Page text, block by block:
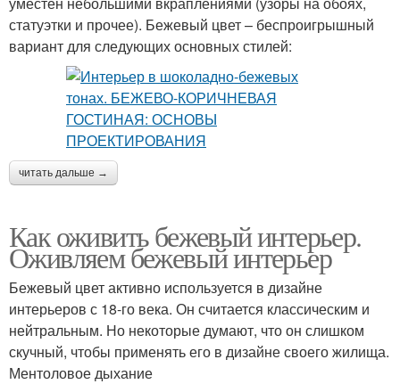
статуэтки и прочее). Бежевый цвет – беспроигрышный
вариант для следующих основных стилей:
читать дальше →
Как оживить бежевый интерьер.
Оживляем бежевый интерьер
Бежевый цвет активно используется в дизайне
интерьеров с 18-го века. Он считается классическим и
нейтральным. Но некоторые думают, что он слишком
скучный, чтобы применять его в дизайне своего жилища.
Ментоловое дыхание